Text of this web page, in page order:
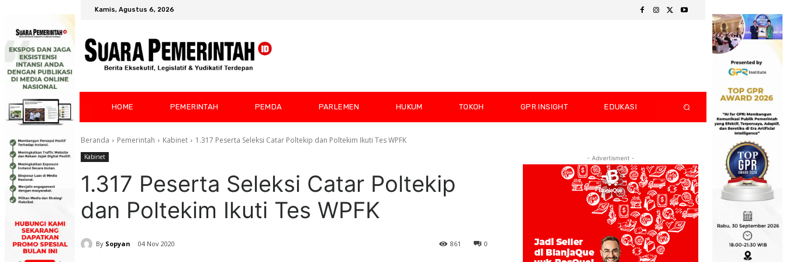
Kamis, Agustus 6, 2026
HOME PEMERINTAH PEMDA PARLEMEN HUKUM TOKOH GPR INSIGHT EDUKASI
Beranda Pemerintah Kabinet 1.317 Peserta Seleksi Catar Poltekip dan Poltekim Ikuti Tes WPFK
Kabinet
1.317 Peserta Seleksi Catar Poltekip
dan Poltekim Ikuti Tes WPFK
By Sopyan 04 Nov 2020 0
861
- Advertisment -